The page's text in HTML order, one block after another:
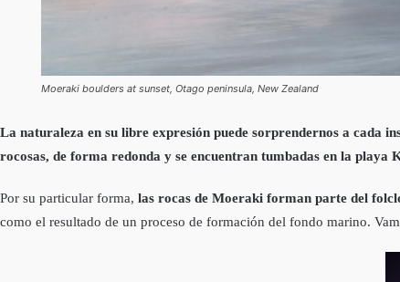
Moeraki boulders at sunset, Otago peninsula, New Zealand
La naturaleza en su libre expresión puede sorprendernos a cada
rocosas, de forma redonda y se encuentran tumbadas en la playa
Por su particular forma, las rocas de Moeraki forman parte del
como el resultado de un proceso de formación del fondo marino.